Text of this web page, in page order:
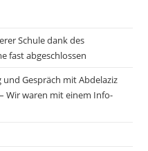
Schule dank des
fast abgeschlossen
und Gespräch mit Abdelaziz
Wir waren mit einem Info-